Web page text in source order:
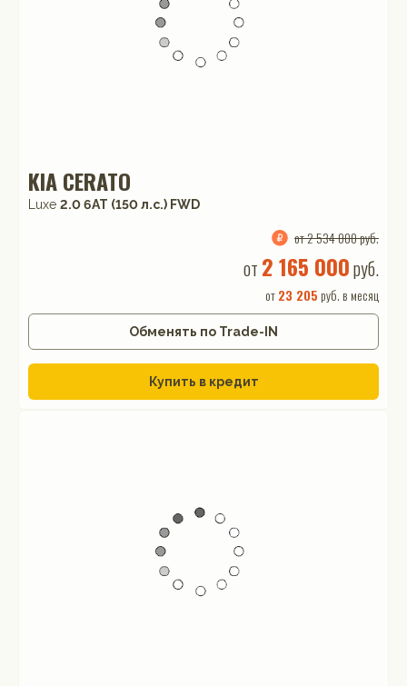
KIA CERATO
Luxe 2.0 6AT (150 л.с.) FWD
от 2 534 000 руб.
от 2 165 000руб.
от23 205 руб. в месяц
Обменять по Trade-IN
Купить в кредит